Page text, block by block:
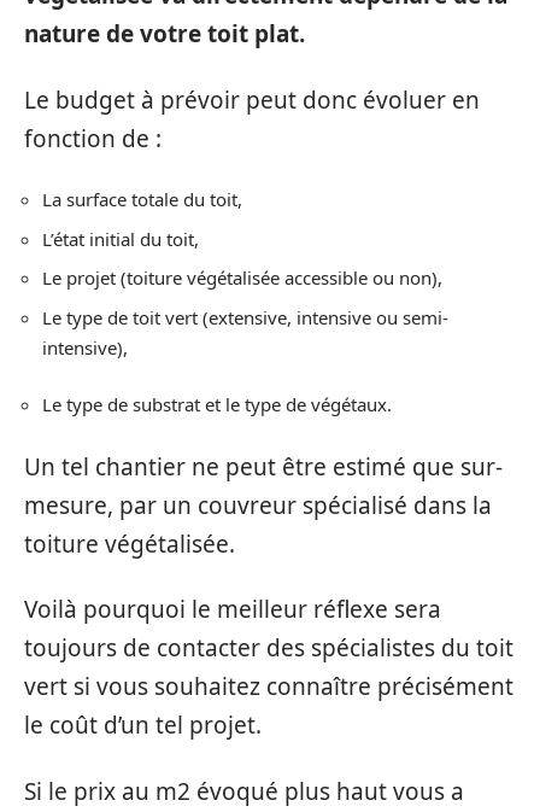
nature de votre toit plat.
Le budget à prévoir peut donc évoluer en
fonction de :
La surface totale du toit,
L’état initial du toit,
Le projet (toiture végétalisée accessible ou non),
Le type de toit vert (extensive, intensive ou semi-
intensive),
Le type de substrat et le type de végétaux.
Un tel chantier ne peut être estimé que sur-
mesure, par un couvreur spécialisé dans la
toiture végétalisée.
Voilà pourquoi le meilleur réflexe sera
toujours de contacter des spécialistes du toit
vert si vous souhaitez connaître précisément
le coût d’un tel projet.
Si le prix au m2 évoqué plus haut vous a